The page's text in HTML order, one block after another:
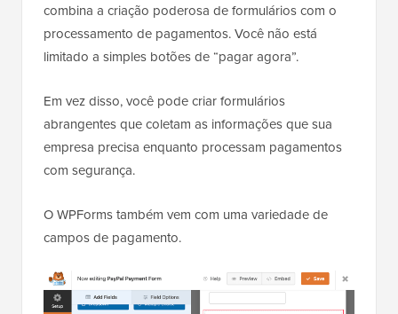
combina a criação poderosa de formulários com o
processamento de pagamentos. Você não está
limitado a simples botões de “pagar agora”.
Em vez disso, você pode criar formulários
abrangentes que coletam as informações que sua
empresa precisa enquanto processam pagamentos
com segurança.
O WPForms também vem com uma variedade de
campos de pagamento.